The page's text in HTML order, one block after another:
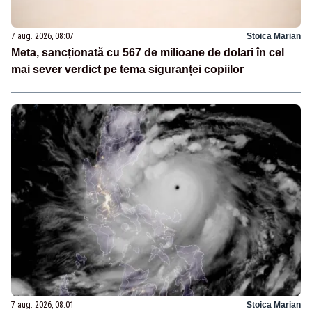
7 aug. 2026, 08:07 Stoica Marian
Meta, sancționată cu 567 de milioane de dolari în cel
mai sever verdict pe tema siguranței copiilor
7 aug. 2026, 08:01 Stoica Marian